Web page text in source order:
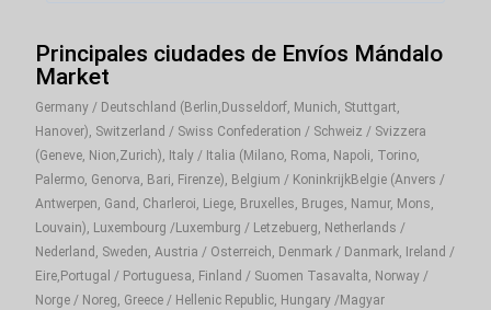
Principales ciudades de Envíos Mándalo
Market
Germany / Deutschland (Berlin,Dusseldorf, Munich, Stuttgart,
Hanover), Switzerland / Swiss Confederation / Schweiz / Svizzera
(Geneve, Nion,Zurich), Italy / Italia (Milano, Roma, Napoli, Torino,
Palermo, Genorva, Bari, Firenze), Belgium / KoninkrijkBelgie (Anvers /
Antwerpen, Gand, Charleroi, Liege, Bruxelles, Bruges, Namur, Mons,
Louvain), Luxembourg /Luxemburg / Letzebuerg, Netherlands /
Nederland, Sweden, Austria / Osterreich, Denmark / Danmark, Ireland /
Eire,Portugal / Portuguesa, Finland / Suomen Tasavalta, Norway /
Norge / Noreg, Greece / Hellenic Republic, Hungary /Magyar